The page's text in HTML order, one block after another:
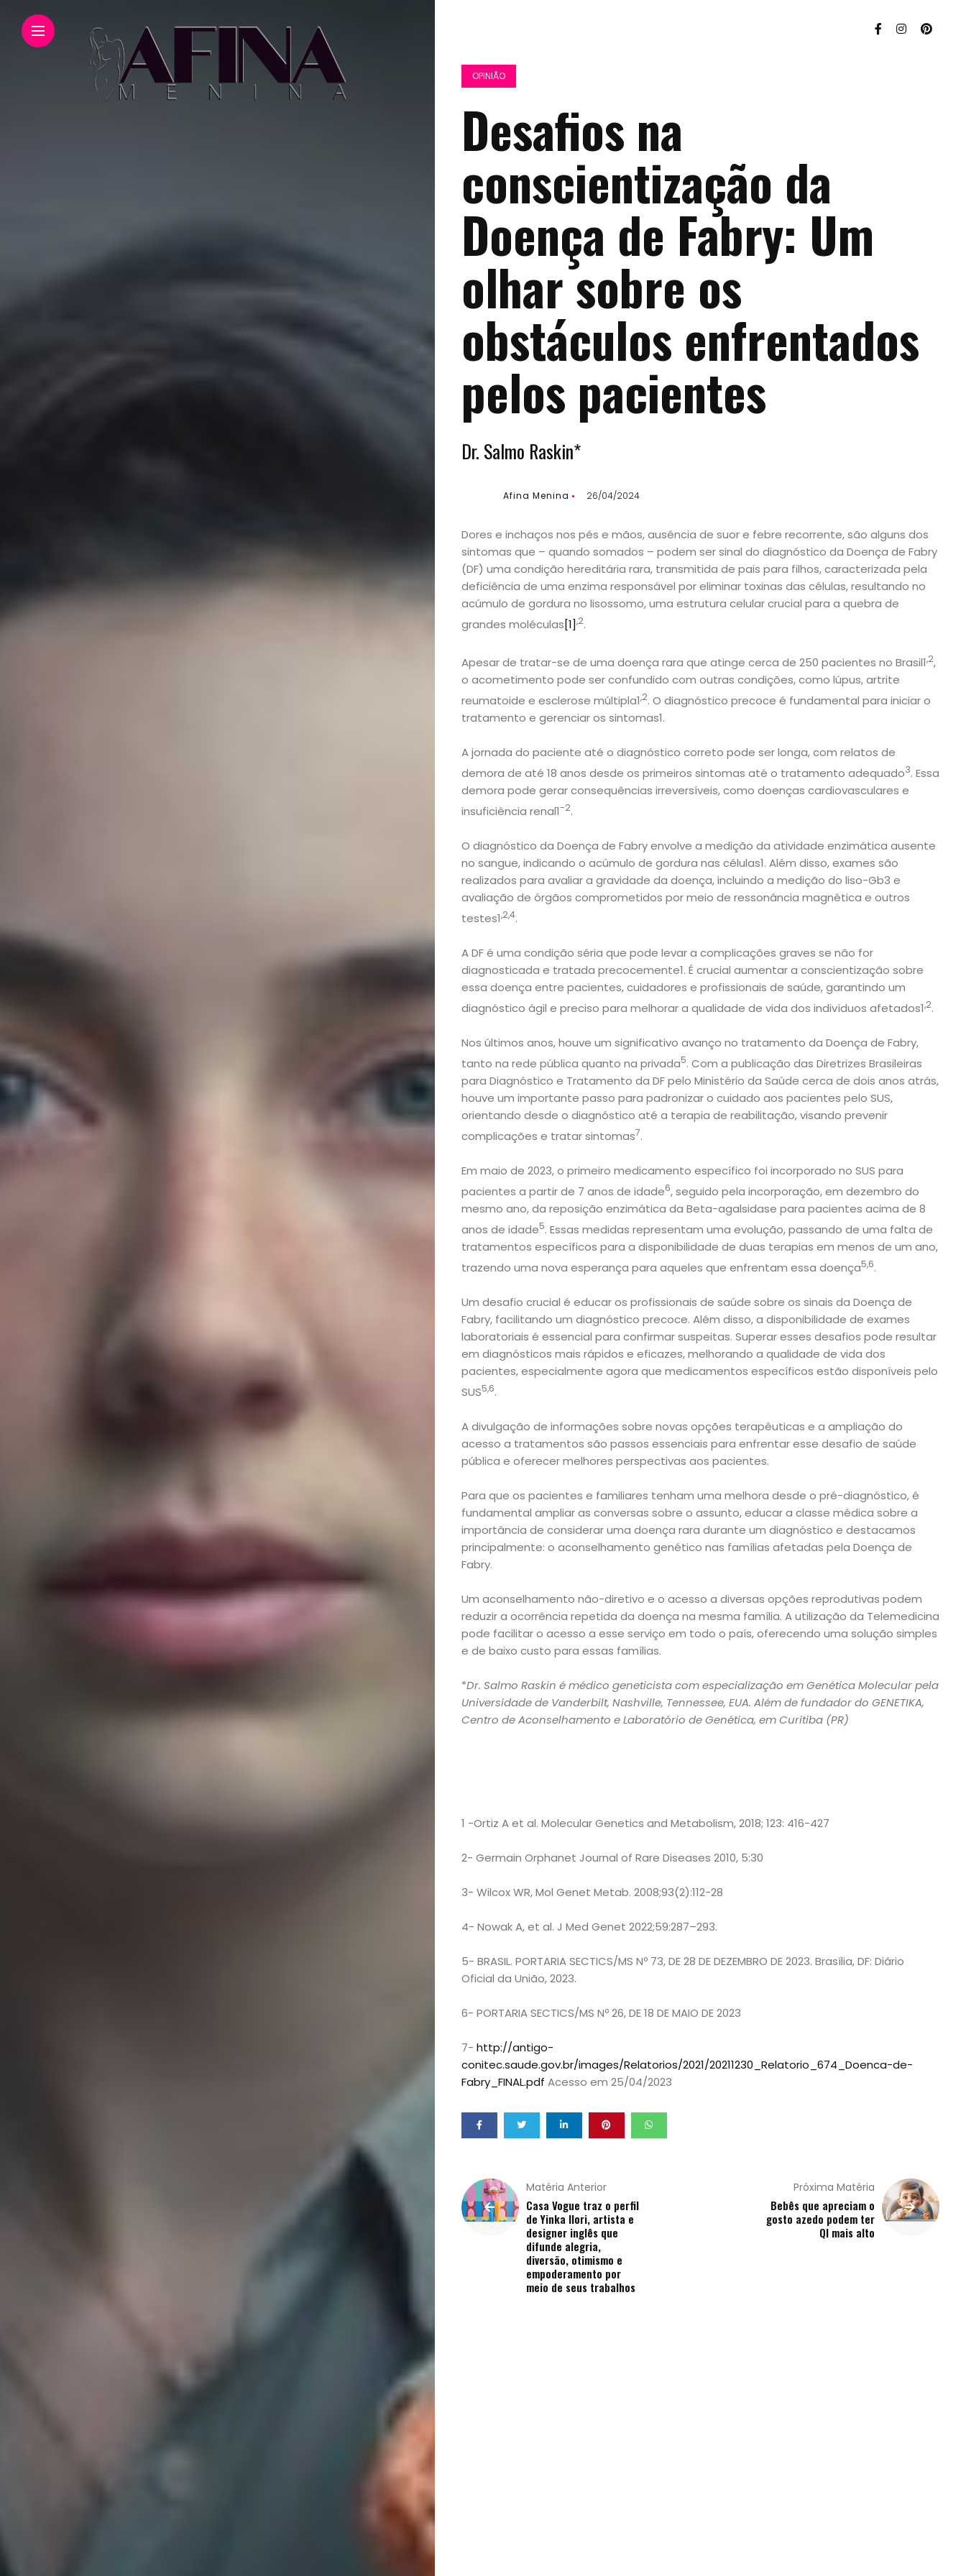
Início
Academia
Beleza
Bora
lá!
Casa
e
Exclusiva
Homem
Mães
&
Filhos
Notícias
Opinião
Pets
e
Qualidade
de
Vida
Sexualidade
Variedades
Buscar
OPINIÃO
Desafios na
conscientização da
Doença de Fabry: Um
olhar sobre os
obstáculos enfrentados
pelos pacientes
Dr. Salmo Raskin*
Afina Menina 26/04/2024
Dores e inchaços nos pés e mãos, ausência de suor e febre recorrente, são alguns dos
sintomas que – quando somados – podem ser sinal do diagnóstico da Doença de Fabry
(DF) uma condição hereditária rara, transmitida de pais para filhos, caracterizada pela
deficiência de uma enzima responsável por eliminar toxinas das células, resultando no
acúmulo de gordura no lisossomo, uma estrutura celular crucial para a quebra de
grandes moléculas[1],2.
Apesar de tratar-se de uma doença rara que atinge cerca de 250 pacientes no Brasil1,2,
o acometimento pode ser confundido com outras condições, como lúpus, artrite
reumatoide e esclerose múltipla1,2. O diagnóstico precoce é fundamental para iniciar o
tratamento e gerenciar os sintomas1.
A jornada do paciente até o diagnóstico correto pode ser longa, com relatos de
demora de até 18 anos desde os primeiros sintomas até o tratamento adequado3. Essa
demora pode gerar consequências irreversíveis, como doenças cardiovasculares e
insuficiência renal1-2.
O diagnóstico da Doença de Fabry envolve a medição da atividade enzimática ausente
no sangue, indicando o acúmulo de gordura nas células1. Além disso, exames são
realizados para avaliar a gravidade da doença, incluindo a medição do liso-Gb3 e
avaliação de órgãos comprometidos por meio de ressonância magnética e outros
testes1,2,4.
A DF é uma condição séria que pode levar a complicações graves se não for
diagnosticada e tratada precocemente1. É crucial aumentar a conscientização sobre
essa doença entre pacientes, cuidadores e profissionais de saúde, garantindo um
diagnóstico ágil e preciso para melhorar a qualidade de vida dos indivíduos afetados1,2.
Nos últimos anos, houve um significativo avanço no tratamento da Doença de Fabry,
tanto na rede pública quanto na privada5. Com a publicação das Diretrizes Brasileiras
para Diagnóstico e Tratamento da DF pelo Ministério da Saúde cerca de dois anos atrás,
houve um importante passo para padronizar o cuidado aos pacientes pelo SUS,
orientando desde o diagnóstico até a terapia de reabilitação, visando prevenir
complicações e tratar sintomas7.
Em maio de 2023, o primeiro medicamento específico foi incorporado no SUS para
pacientes a partir de 7 anos de idade6, seguido pela incorporação, em dezembro do
mesmo ano, da reposição enzimática da Beta-agalsidase para pacientes acima de 8
anos de idade5. Essas medidas representam uma evolução, passando de uma falta de
tratamentos específicos para a disponibilidade de duas terapias em menos de um ano,
trazendo uma nova esperança para aqueles que enfrentam essa doença5,6.
Um desafio crucial é educar os profissionais de saúde sobre os sinais da Doença de
Fabry, facilitando um diagnóstico precoce. Além disso, a disponibilidade de exames
laboratoriais é essencial para confirmar suspeitas. Superar esses desafios pode resultar
em diagnósticos mais rápidos e eficazes, melhorando a qualidade de vida dos
pacientes, especialmente agora que medicamentos específicos estão disponíveis pelo
SUS5,6.
A divulgação de informações sobre novas opções terapêuticas e a ampliação do
acesso a tratamentos são passos essenciais para enfrentar esse desafio de saúde
pública e oferecer melhores perspectivas aos pacientes.
Para que os pacientes e familiares tenham uma melhora desde o pré-diagnóstico, é
fundamental ampliar as conversas sobre o assunto, educar a classe médica sobre a
importância de considerar uma doença rara durante um diagnóstico e destacamos
principalmente: o aconselhamento genético nas famílias afetadas pela Doença de
Fabry.
Um aconselhamento não-diretivo e o acesso a diversas opções reprodutivas podem
reduzir a ocorrência repetida da doença na mesma família. A utilização da Telemedicina
pode facilitar o acesso a esse serviço em todo o país, oferecendo uma solução simples
e de baixo custo para essas famílias.
*Dr. Salmo Raskin é médico geneticista com especialização em Genética Molecular pela
Universidade de Vanderbilt, Nashville, Tennessee, EUA. Além de fundador do GENETIKA,
Centro de Aconselhamento e Laboratório de Genética, em Curitiba (PR)
1 -Ortiz A et al. Molecular Genetics and Metabolism, 2018; 123: 416-427
2- Germain Orphanet Journal of Rare Diseases 2010, 5:30
3- Wilcox WR, Mol Genet Metab. 2008;93(2):112-28
4- Nowak A, et al. J Med Genet 2022;59:287–293.
5- BRASIL. PORTARIA SECTICS/MS Nº 73, DE 28 DE DEZEMBRO DE 2023. Brasília, DF: Diário
Oficial da União, 2023.
6- PORTARIA SECTICS/MS Nº 26, DE 18 DE MAIO DE 2023
7- http://antigo-
conitec.saude.gov.br/images/Relatorios/2021/20211230_Relatorio_674_Doenca-de-
Fabry_FINAL.pdf Acesso em 25/04/2023
Matéria Anterior
Casa Vogue traz o perfil
de Yinka Ilori, artista e
designer inglês que
difunde alegria,
diversão, otimismo e
empoderamento por
meio de seus trabalhos
Próxima Matéria
Bebês que apreciam o
gosto azedo podem ter
QI mais alto